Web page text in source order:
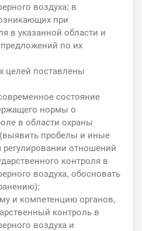
воздуха; в
при
в указанной области и
по их
целей поставлены
состояние
нормы о
в области охраны
пробелы и иные
отношений
контроля в
воздуха, обосновать
и компетенцию органов,
контроль в
воздуха и